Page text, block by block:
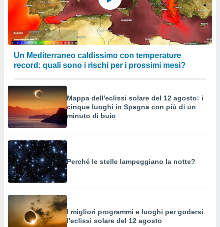
Un Mediterraneo caldissimo con temperature
record: quali sono i rischi per i prossimi mesi?
Mappa dell'eclissi solare del 12 agosto: i
cinque luoghi in Spagna con più di un
minuto di buio
Perché le stelle lampeggiano la notte?
I migliori programmi e luoghi per godersi
l'eclissi solare del 12 agosto